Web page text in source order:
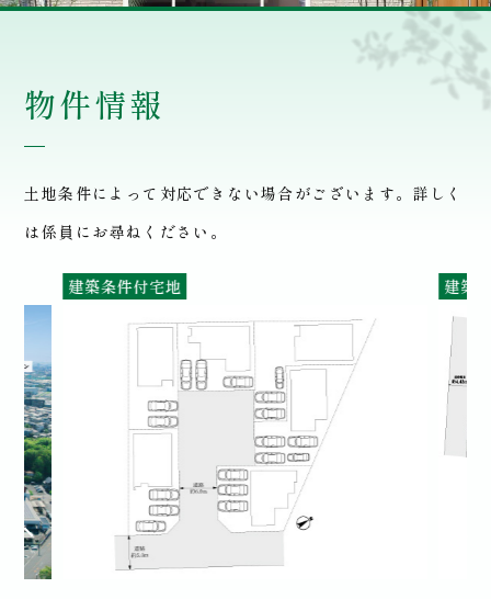
物件情報
土地条件によって対応できない場合がございます。詳しく
は係員にお尋ねください。
建築条件付宅地 建築